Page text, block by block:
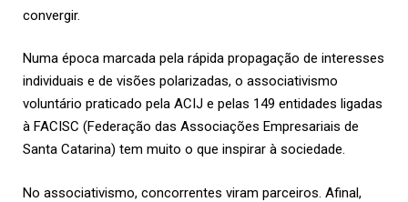
convergir.
Numa época marcada pela rápida propagação de interesses
individuais e de visões polarizadas, o associativismo
voluntário praticado pela ACIJ e pelas 149 entidades ligadas
à FACISC (Federação das Associações Empresariais de
Santa Catarina) tem muito o que inspirar à sociedade.
No associativismo, concorrentes viram parceiros. Afinal,